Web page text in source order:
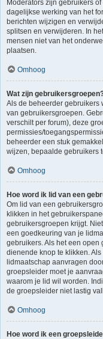
Moderators zijn gebruikers
dagelijkse werking van het
berichten wijzigen en
splitsen en verwijderen. In
mensen niet van het
plaatsen.
Omhoog
Wat zijn
Als de beheerder gebruikers
van gebruikersgroepen.
verschilt per forum), deze
permissies/
beheerder een stuk
wijzen, bepaalde gebruikers
Omhoog
Hoe word ik lid van een
Om lid van een
klikken in het
gebruikersgroepen krijgt.
een goedkeuring van je
gebruikers. Als het een
dienende knop te klikken.
lidmaatschap aanvragen
groepsleider moet je
waarom je lid wil worden.
de groepsleider niet lastig
Omhoog
Hoe word ik een